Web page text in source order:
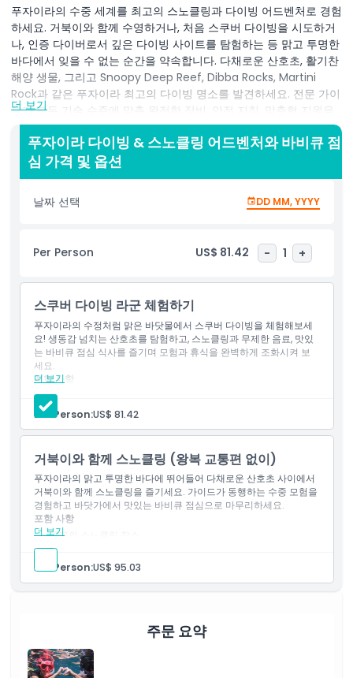
푸자이라의 수중 세계를 최고의 스노클링과 다이빙 어드벤처로 경험
하세요. 거북이와 함께 수영하거나, 처음 스쿠버 다이빙을 시도하거
나, 인증 다이버로서 깊은 다이빙 사이트를 탐험하는 등 맑고 투명한
바다에서 잊을 수 없는 순간을 약속합니다. 다채로운 산호초, 활기찬
해양 생물, 그리고 Snoopy Deep Reef, Dibba Rocks, Martini
Rock과 같은 푸자이라 최고의 다이빙 명소를 발견하세요. 전문 가이
드가 모든 기술 수준에 맞춘 완전한 장비, 안전 지침, 맞춤형 지원을
제공합니다. 경치 좋은 장소에서 스노클링 또는 다이빙을 즐기고, 무
제한 물과 주스와 함께 휴식을 취하며, 바다를 내려다보는 다이브 센
터에서 맛있는 가벼운 바비큐 점심으로 모험을 마무리하세요. 가족,
초보자, 경험 많은 다이버 모두에게 완벽한 이 푸자이라 모험은 즐거
움, 발견, 휴식을 한 곳에서 제공합니다.
하이라이트
아동 성인 정책
포함되지 않는 사항
적합하지 않은 대상
운영 시간
알아야 할 사항
취소 정책
더 보기
푸자이라 다이빙 & 스노클링 어드벤처와 바비큐 점
심 가격 및 옵션
날짜 선택 DD MM, YYYY
Per Person US$ 81.42 - 1 +
스쿠버 다이빙 라군 체험하기
푸자이라의 수정처럼 맑은 바닷물에서 스쿠버 다이빙을 체험해보세
요! 생동감 넘치는 산호초를 탐험하고, 스노클링과 무제한 음료, 맛있
는 바비큐 점심 식사를 즐기며 모험과 휴식을 완벽하게 조화시켜 보
세요.
더 보기
포함 사항
1 다이빙 장소.
1 스노클링 장소
다이빙 강사, 스노클 가이드
스노클링, 다이빙 장비
다이빙 수트
무제한 물, 주스
가벼운 바비큐 점심, 청량 음료
탈의실, 화장실, 샤워실, 사물함 이용 가능
주차장
Per Person:US$ 81.42
거북이와 함께 스노클링 (왕복 교통편 없이)
푸자이라의 맑고 투명한 바다에 뛰어들어 다채로운 산호초 사이에서
거북이와 함께 스노클링을 즐기세요. 가이드가 동행하는 수중 모험을
경험하고 바닷가에서 맛있는 바비큐 점심으로 마무리하세요.
더 보기
포함 사항
2개의 스노클링 장소.
스노클 가이드
스노클링 장비
구명조끼
탈의실, 화장실, 샤워실, 락커 이용 가능
Per Person:US$ 95.03
주문 요약